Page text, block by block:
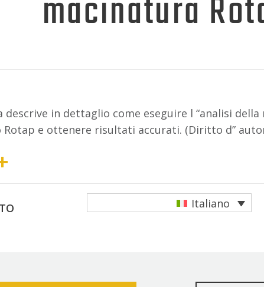
macinatura
descrive in dettaglio come eseguire l “analisi
e ottenere risultati accurati. (Diritto d”
Italiano